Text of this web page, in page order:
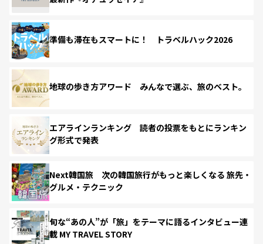
準備も滞在もスマートに！ トラベルハック2026
地球の歩き方アワード みんなで選ぶ、旅のベスト。
エアラインランキング 読者の投票をもとにランキン
グ形式で発表
Next韓国旅 次の韓国旅行がもっと楽しくなる 旅先・
グルメ・テクニック
旬な“あの人”が「旅」をテーマに語るインタビュー連
載 MY TRAVEL STORY